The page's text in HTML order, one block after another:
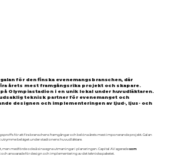
för den finska evenemangsbranschen, där
årets mest framgångsrika projekt och skapare.
Olympiastadion i en unik lokal under huvudläktaren.
teknisk partner för evenemanget och
designen och implementeringen av ljud-, ljus- och
för att fira branschens framgångar och belöna årets mest imponerande projekt. Galan
utrymme beläget under stadionens huvudläktare.
men medförde också sina egna utmaningar i planeringen. Capital AV ageradesom
och ansvarade för design och implementering av det tekniska paketet.